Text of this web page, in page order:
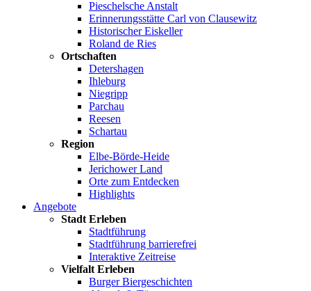
Pieschelsche Anstalt
Erinnerungsstätte Carl von Clausewitz
Historischer Eiskeller
Roland de Ries
Ortschaften
Detershagen
Ihleburg
Niegripp
Parchau
Reesen
Schartau
Region
Elbe-Börde-Heide
Jerichower Land
Orte zum Entdecken
Highlights
Angebote
Stadt Erleben
Stadtführung
Stadtführung barrierefrei
Interaktive Zeitreise
Vielfalt Erleben
Burger Biergeschichten